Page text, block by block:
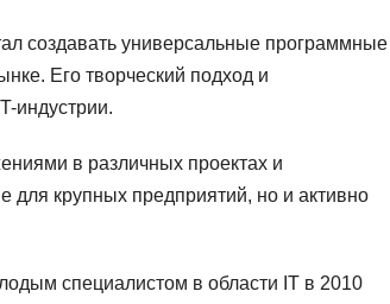
создавать универсальные программные
Его творческий подход и
индустрии.
в различных проектах и
для крупных предприятий, но и активно
специалистом в области IT в 2010